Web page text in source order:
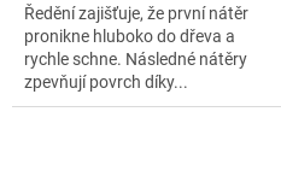
Ředění zajišťuje, že první nátěr
pronikne hluboko do dřeva a
rychle schne. Následné nátěry
zpevňují povrch díky...